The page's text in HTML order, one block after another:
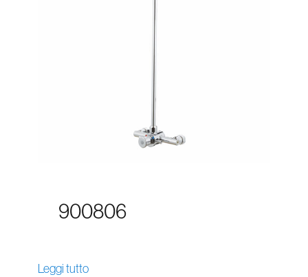
900806
Leggi tutto